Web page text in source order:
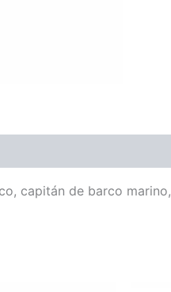
capitán de barco